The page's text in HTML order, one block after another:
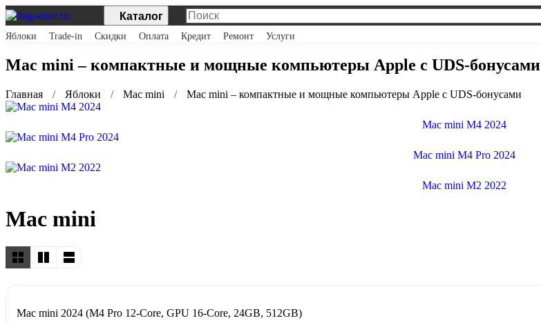
Каталог
Яблоки
Trade-in Скидки Оплата Кредит Ремонт Услуги
Mac mini – компактные и мощные компьютеры Apple с UDS-бонусами
Главная Яблоки Mac mini Mac mini – компактные и мощные компьютеры Apple с UDS-бонусами
Mac mini M4 2024
Mac mini M4 Pro 2024
Mac mini M2 2022
Mac mini
Mac mini 2024 (M4 Pro 12-Core, GPU 16-Core, 24GB, 512GB)